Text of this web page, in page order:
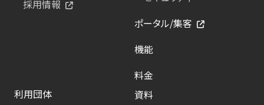
採用情報
ポータル/集客
機能
料金
利用団体
資料